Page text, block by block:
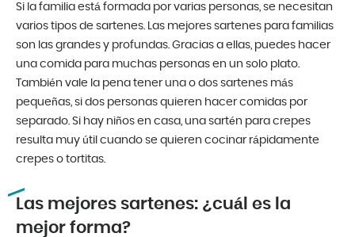
Si la familia está formada por varias personas, se necesitan
varios tipos de sartenes. Las mejores sartenes para familias
son las grandes y profundas. Gracias a ellas, puedes hacer
una comida para muchas personas en un solo plato.
También vale la pena tener una o dos sartenes más
pequeñas, si dos personas quieren hacer comidas por
separado. Si hay niños en casa, una sartén para crepes
resulta muy útil cuando se quieren cocinar rápidamente
crepes o tortitas.
Las mejores sartenes: ¿cuál es la
mejor forma?